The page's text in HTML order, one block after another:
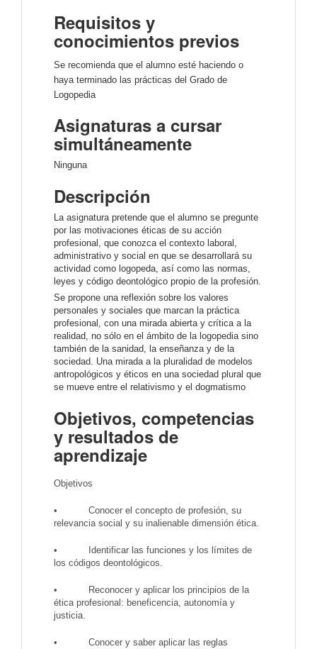
Requisitos y
conocimientos previos
Se recomienda que el alumno esté haciendo o
haya terminado las prácticas del Grado de
Logopedia
Asignaturas a cursar
simultáneamente
Ninguna
Descripción
La asignatura pretende que el alumno se pregunte
por las motivaciones éticas de su acción
profesional, que conozca el contexto laboral,
administrativo y social en que se desarrollará su
actividad como logopeda, así como las normas,
leyes y código deontológico propio de la profesión.
Se propone una reflexión sobre los valores
personales y sociales que marcan la práctica
profesional, con una mirada abierta y crítica a la
realidad, no sólo en el ámbito de la logopedia sino
también de la sanidad, la enseñanza y de la
sociedad. Una mirada a la pluralidad de modelos
antropológicos y éticos en una sociedad plural que
se mueve entre el relativismo y el dogmatismo
Objetivos, competencias
y resultados de
aprendizaje
Objetivos
• Conocer el concepto de profesión, su
relevancia social y su inalienable dimensión ética.
• Identificar las funciones y los límites de
los códigos deontológicos.
• Reconocer y aplicar los principios de la
ética profesional: beneficencia, autonomía y
justicia.
• Conocer y saber aplicar las reglas